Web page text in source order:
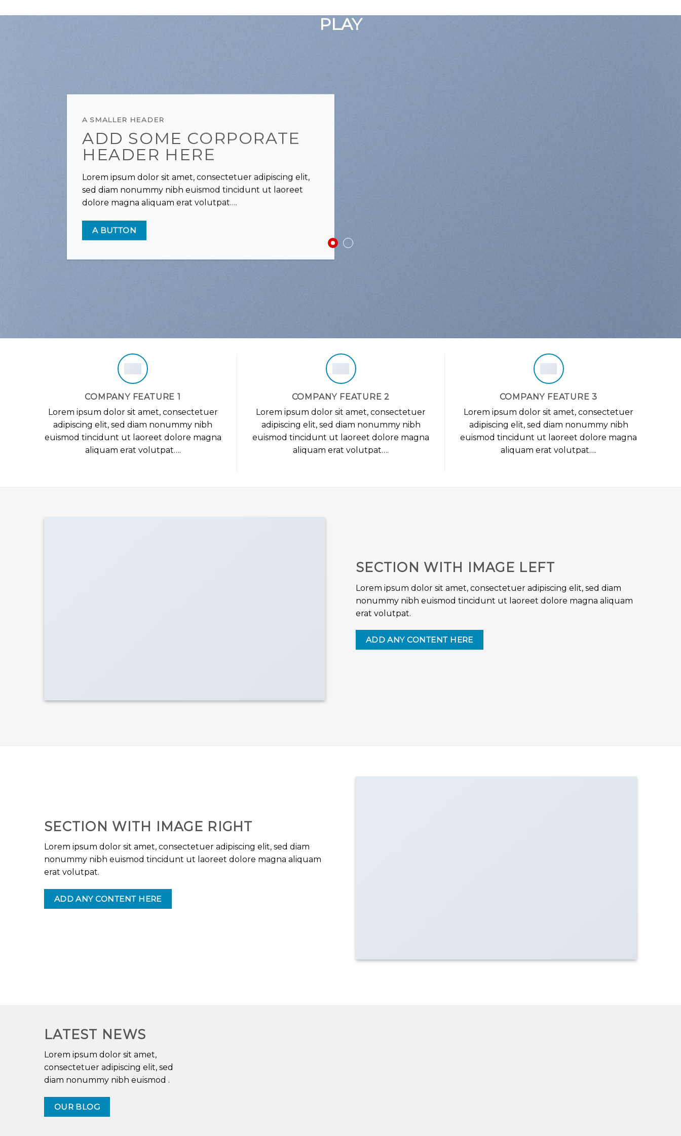
đến
PLAY
A SMALLER HEADER
ADD SOME CORPORATE
HEADER HERE
Lorem ipsum dolor sit amet, consectetuer adipiscing elit,
sed diam nonummy nibh euismod tincidunt ut laoreet
dolore magna aliquam erat volutpat….
A BUTTON
COMPANY FEATURE 1
Lorem ipsum dolor sit amet, consectetuer
adipiscing elit, sed diam nonummy nibh
euismod tincidunt ut laoreet dolore magna
aliquam erat volutpat….
COMPANY FEATURE 2
Lorem ipsum dolor sit amet, consectetuer
adipiscing elit, sed diam nonummy nibh
euismod tincidunt ut laoreet dolore magna
aliquam erat volutpat….
COMPANY FEATURE 3
Lorem ipsum dolor sit amet, consectetuer
adipiscing elit, sed diam nonummy nibh
euismod tincidunt ut laoreet dolore magna
aliquam erat volutpat….
SECTION WITH IMAGE LEFT
Lorem ipsum dolor sit amet, consectetuer adipiscing elit, sed diam
nonummy nibh euismod tincidunt ut laoreet dolore magna aliquam
erat volutpat.
ADD ANY CONTENT HERE
SECTION WITH IMAGE RIGHT
Lorem ipsum dolor sit amet, consectetuer adipiscing elit, sed diam
nonummy nibh euismod tincidunt ut laoreet dolore magna aliquam
erat volutpat.
ADD ANY CONTENT HERE
LATEST NEWS
Lorem ipsum dolor sit amet,
consectetuer adipiscing elit, sed
diam nonummy nibh euismod .
OUR BLOG